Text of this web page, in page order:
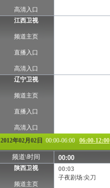
高清入口
江西卫视
频道主页
直播入口
高清入口
辽宁卫视
频道主页
直播入口
高清入口
2012年02月02日 00:00-06:00 06:00-12:00
频道\时间 00:00
陕西卫视
频道主页
00:03
子夜剧场:尖刀